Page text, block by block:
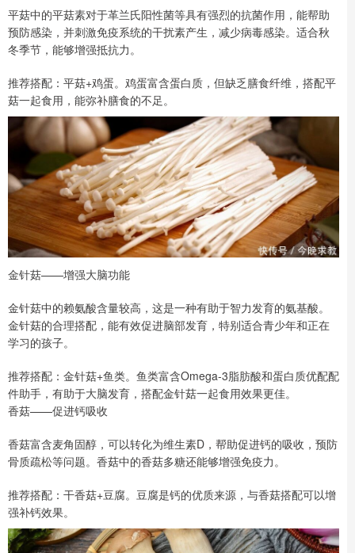
平菇中的平菇素对于革兰氏阳性菌等具有强烈的抗菌作用，能帮助
预防感染，并刺激免疫系统的干扰素产生，减少病毒感染。适合秋
冬季节，能够增强抵抗力。
推荐搭配：平菇+鸡蛋。鸡蛋富含蛋白质，但缺乏膳食纤维，搭配平
菇一起食用，能弥补膳食的不足。
金针菇——增强大脑功能
金针菇中的赖氨酸含量较高，这是一种有助于智力发育的氨基酸。
金针菇的合理搭配，能有效促进脑部发育，特别适合青少年和正在
学习的孩子。
推荐搭配：金针菇+鱼类。鱼类富含Omega-3脂肪酸和蛋白质优配配
件助手，有助于大脑发育，搭配金针菇一起食用效果更佳。
香菇——促进钙吸收
香菇富含麦角固醇，可以转化为维生素D，帮助促进钙的吸收，预防
骨质疏松等问题。香菇中的香菇多糖还能够增强免疫力。
推荐搭配：干香菇+豆腐。豆腐是钙的优质来源，与香菇搭配可以增
强补钙效果。